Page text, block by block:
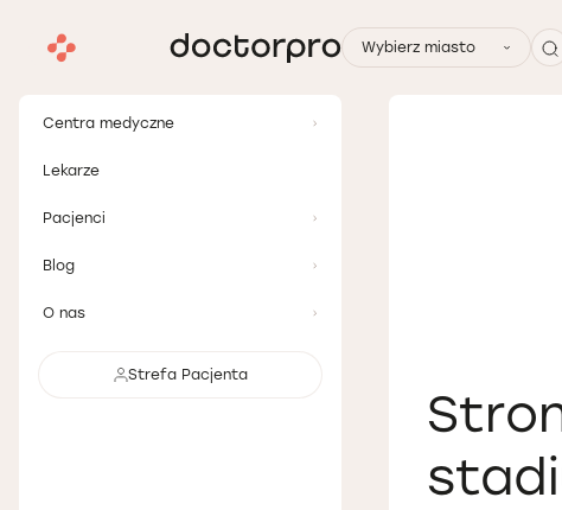
Wybierz miasto
Centra medyczne
Lekarze
Pacjenci
Blog
O nas
Strefa Pacjenta